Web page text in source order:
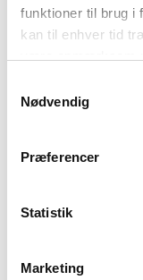
funktioner til brug i
kan til enhver tid
tilbagetrækker et
Nødvendig
Præferencer
Statistik
Marketing